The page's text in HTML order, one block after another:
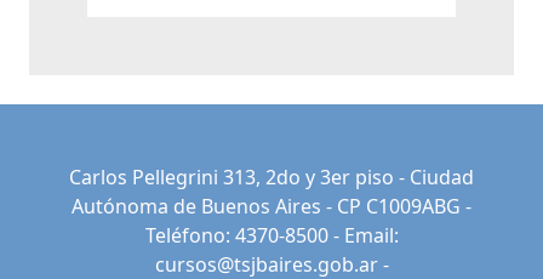
Carlos Pellegrini 313, 2do y 3er piso - Ciudad
Autónoma de Buenos Aires - CP C1009ABG -
Teléfono: 4370-8500 - Email:
cursos@tsjbaires.gob.ar-